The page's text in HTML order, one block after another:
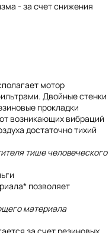
- за счет снижения
мотор
Двойные стенки
прокладки
возникающих вибраций
достаточно тихий
тише человеческого
позволяет
материала